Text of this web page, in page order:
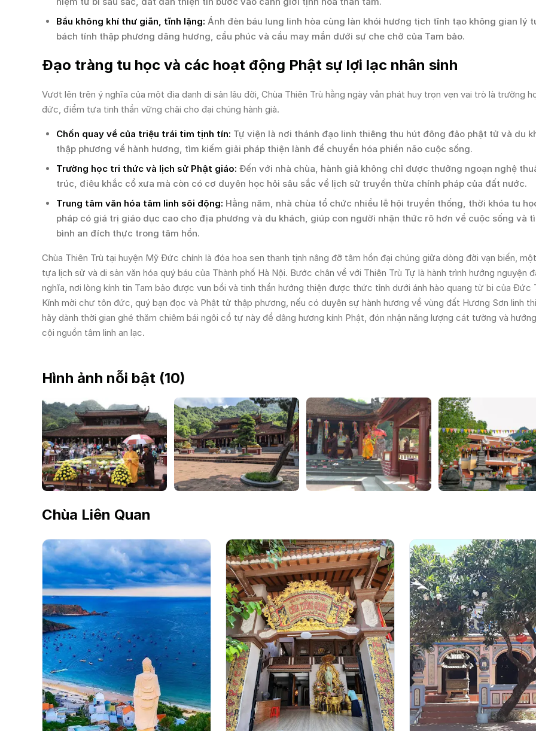
Bầu không khí thư giãn, tĩnh lặng: Ánh đèn báu lung linh hòa cùng làn khói hương tịch tĩnh tạo không gian lý
bách tính thập phương dâng hương, cầu phúc và cầu may mắn dưới sự che chở của Tam bảo.
Đạo tràng tu học và các hoạt động Phật sự lợi lạc nhân sinh
Vượt lên trên ý nghĩa của một địa danh di sản lâu đời, Chùa Thiên Trù hằng ngày vẫn phát huy trọn vẹn vai trò là trường
đức, điểm tựa tinh thần vững chãi cho đại chúng hành giả.
Chốn quay về của triệu trái tim tịnh tín: Tự viện là nơi thánh đạo linh thiêng thu hút đông đảo phật tử và du
thập phương về hành hương, tìm kiếm giải pháp thiện lành để chuyển hóa phiền não cuộc sống.
Trường học tri thức và lịch sử Phật giáo: Đến với nhà chùa, hành giả không chỉ được thưởng ngoạn nghệ
trúc, điêu khắc cổ xưa mà còn có cơ duyên học hỏi sâu sắc về lịch sử truyền thừa chính pháp của đất nước.
Trung tâm văn hóa tâm linh sôi động: Hằng năm, nhà chùa tổ chức nhiều lễ hội truyền thống, thời khóa tu
pháp có giá trị giáo dục cao cho địa phương và du khách, giúp con người nhận thức rõ hơn về cuộc sống và
bình an đích thực trong tâm hồn.
Chùa Thiên Trù tại huyện Mỹ Đức chính là đóa hoa sen thanh tịnh nâng đỡ tâm hồn đại chúng giữa dòng đời vạn biến,
tựa lịch sử và di sản văn hóa quý báu của Thành phố Hà Nội. Bước chân về với Thiên Trù Tự là hành trình hướng nguyện
nghĩa, nơi lòng kính tin Tam bảo được vun bồi và tinh thần hướng thiện được thức tỉnh dưới ánh hào quang từ bi của Đức
Kính mời chư tôn đức, quý bạn đọc và Phật tử thập phương, nếu có duyên sự hành hương về vùng đất Hương Sơn linh
hãy dành thời gian ghé thăm chiêm bái ngôi cổ tự này để dâng hương kính Phật, đón nhận năng lượng cát tường và
cội nguồn tâm linh an lạc.
Hình ảnh nỗi bật (10)
Chùa Liên Quan